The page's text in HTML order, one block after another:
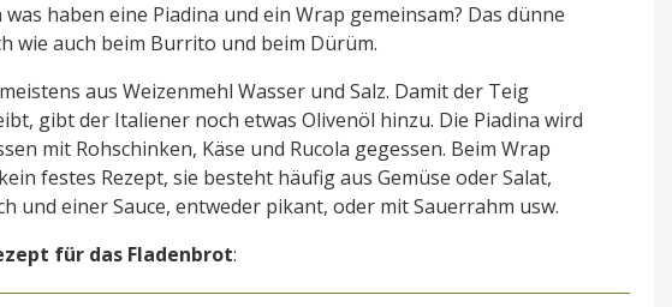
was haben eine Piadina und ein Wrap gemeinsam? Das dünne
wie auch beim Burrito und beim Dürüm.
aus Weizenmehl Wasser und Salz. Damit der Teig
gibt der Italiener noch etwas Olivenöl hinzu. Die Piadina wird
mit Rohschinken, Käse und Rucola gegessen. Beim Wrap
festes Rezept, sie besteht häufig aus Gemüse oder Salat,
und einer Sauce, entweder pikant, oder mit Sauerrahm usw.
für das Fladenbrot: